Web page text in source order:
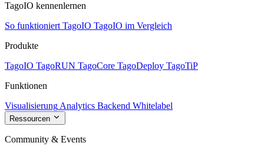
TagoIO kennenlernen
So funktioniert TagoIO TagoIO im Vergleich
Produkte
TagoIO TagoRUN TagoCore TagoDeploy TagoTiP
Funktionen
Visualisierung Analytics Backend Whitelabel
Ressourcen
Community & Events